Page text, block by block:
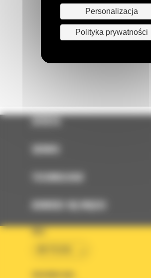
Napisz do nas
WYŚLIJ WIADOMOŚĆ
OFERTA
SERWIS
TECHNOLOGIE
DOWIEDZ SIĘ WIĘCEJ
KRAJ
Personalizacja
Polityka prywatności